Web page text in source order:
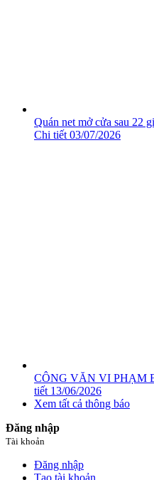
Quán net mở cửa sau 22
Chi tiết 03/07/2026
CÔNG VĂN VI PHẠM
tiết 13/06/2026
Xem tất cả thông báo
Đăng nhập
Tài khoản
Đăng nhập
Tạo tài khoản